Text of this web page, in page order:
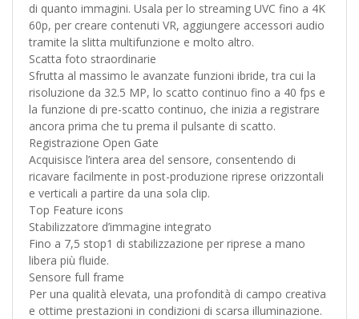
di quanto immagini. Usala per lo streaming UVC fino a 4K
60p, per creare contenuti VR, aggiungere accessori audio
tramite la slitta multifunzione e molto altro.
Scatta foto straordinarie
Sfrutta al massimo le avanzate funzioni ibride, tra cui la
risoluzione da 32.5 MP, lo scatto continuo fino a 40 fps e
la funzione di pre-scatto continuo, che inizia a registrare
ancora prima che tu prema il pulsante di scatto.
Registrazione Open Gate
Acquisisce l’intera area del sensore, consentendo di
ricavare facilmente in post-produzione riprese orizzontali
e verticali a partire da una sola clip.
Top Feature icons
Stabilizzatore d’immagine integrato
Fino a 7,5 stop1 di stabilizzazione per riprese a mano
libera più fluide.
Sensore full frame
Per una qualità elevata, una profondità di campo creativa
e ottime prestazioni in condizioni di scarsa illuminazione.